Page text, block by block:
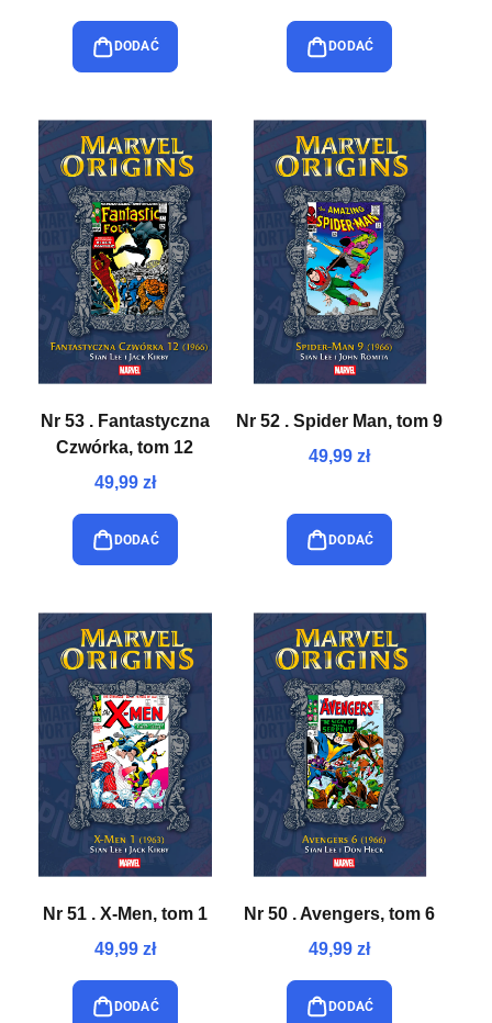
DODAĆ DODAĆ
Nr 53 . Fantastyczna
Czwórka, tom 12
49,99 zł
DODAĆ
Nr 52 . Spider Man, tom 9
49,99 zł
DODAĆ
Nr 51 . X-Men, tom 1
49,99 zł
DODAĆ
Nr 50 . Avengers, tom 6
49,99 zł
DODAĆ